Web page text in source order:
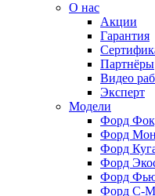
О нас
Акции
Гарантия
Партнёры
Видео
Эксперт
Модели
Форд
Форд
Форд
Форд
Форд
Форд С-